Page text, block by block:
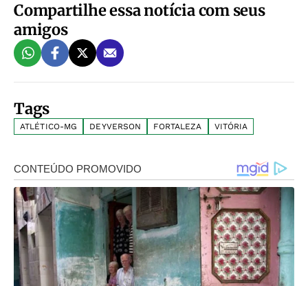
Compartilhe essa notícia com seus
amigos
Tags
ATLÉTICO-MG DEYVERSON FORTALEZA VITÓRIA